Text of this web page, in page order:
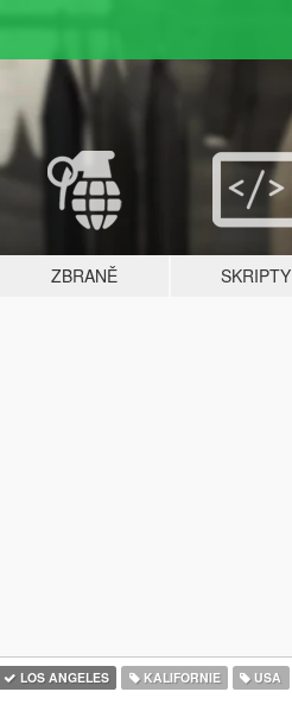
ZBRANĚ SKRIPTY
LOS ANGELES KALIFORNIE USA